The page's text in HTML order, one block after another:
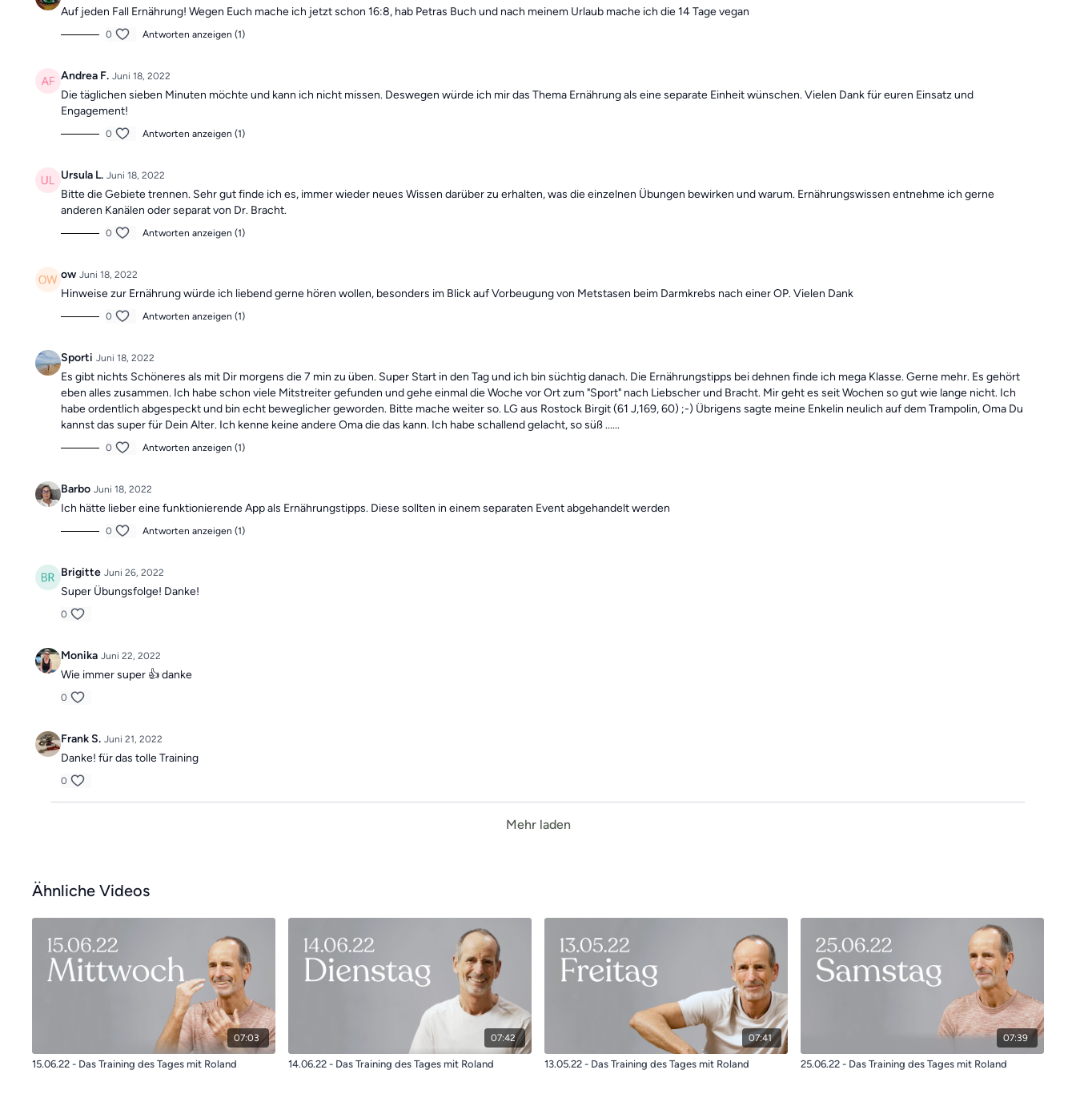
Auf jeden Fall Ernährung! Wegen Euch mache ich jetzt schon 16:8, hab Petras Buch und nach meinem Urlaub mache ich die 14 Tage vegan
0 Antworten anzeigen (1)
Andrea F. Juni 18, 2022
Die täglichen sieben Minuten möchte und kann ich nicht missen. Deswegen würde ich mir das Thema Ernährung als eine separate Einheit wünschen. Vielen Dank für euren Einsatz und
Engagement!
0 Antworten anzeigen (1)
Ursula L. Juni 18, 2022
Bitte die Gebiete trennen. Sehr gut finde ich es, immer wieder neues Wissen darüber zu erhalten, was die einzelnen Übungen bewirken und warum. Ernährungswissen entnehme ich gerne
anderen Kanälen oder separat von Dr. Bracht.
0 Antworten anzeigen (1)
ow Juni 18, 2022
Hinweise zur Ernährung würde ich liebend gerne hören wollen, besonders im Blick auf Vorbeugung von Metstasen beim Darmkrebs nach einer OP. Vielen Dank
0 Antworten anzeigen (1)
Sporti Juni 18, 2022
Es gibt nichts Schöneres als mit Dir morgens die 7 min zu üben. Super Start in den Tag und ich bin süchtig danach. Die Ernährungstipps bei dehnen finde ich mega Klasse. Gerne mehr. Es gehört
eben alles zusammen. Ich habe schon viele Mitstreiter gefunden und gehe einmal die Woche vor Ort zum "Sport" nach Liebscher und Bracht. Mir geht es seit Wochen so gut wie lange nicht. Ich
habe ordentlich abgespeckt und bin echt beweglicher geworden. Bitte mache weiter so. LG aus Rostock Birgit (61 J,169, 60) ;-) Übrigens sagte meine Enkelin neulich auf dem Trampolin, Oma Du
kannst das super für Dein Alter. Ich kenne keine andere Oma die das kann. Ich habe schallend gelacht, so süß ......
0 Antworten anzeigen (1)
Barbo Juni 18, 2022
Ich hätte lieber eine funktionierende App als Ernährungstipps. Diese sollten in einem separaten Event abgehandelt werden
0 Antworten anzeigen (1)
Brigitte Juni 26, 2022
Super Übungsfolge! Danke!
0
Monika Juni 22, 2022
Wie immer super 👍 danke
0
Frank S. Juni 21, 2022
Danke! für das tolle Training
0
Mehr laden
Ähnliche Videos
07:03
15.06.22 - Das Training des Tages mit Roland
07:42
14.06.22 - Das Training des Tages mit Roland
07:41
13.05.22 - Das Training des Tages mit Roland
07:39
25.06.22 - Das Training des Tages mit Roland